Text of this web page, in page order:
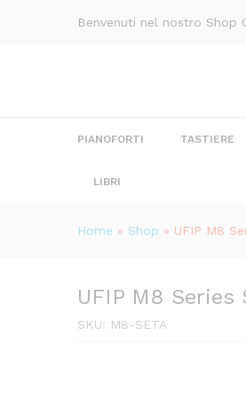
Benvenuti nel nostro Shop
PIANOFORTI TASTIERE
LIBRI
Home » Shop » UFIP M8
UFIP M8 Series
SKU: M8-SETA
UFIP M8